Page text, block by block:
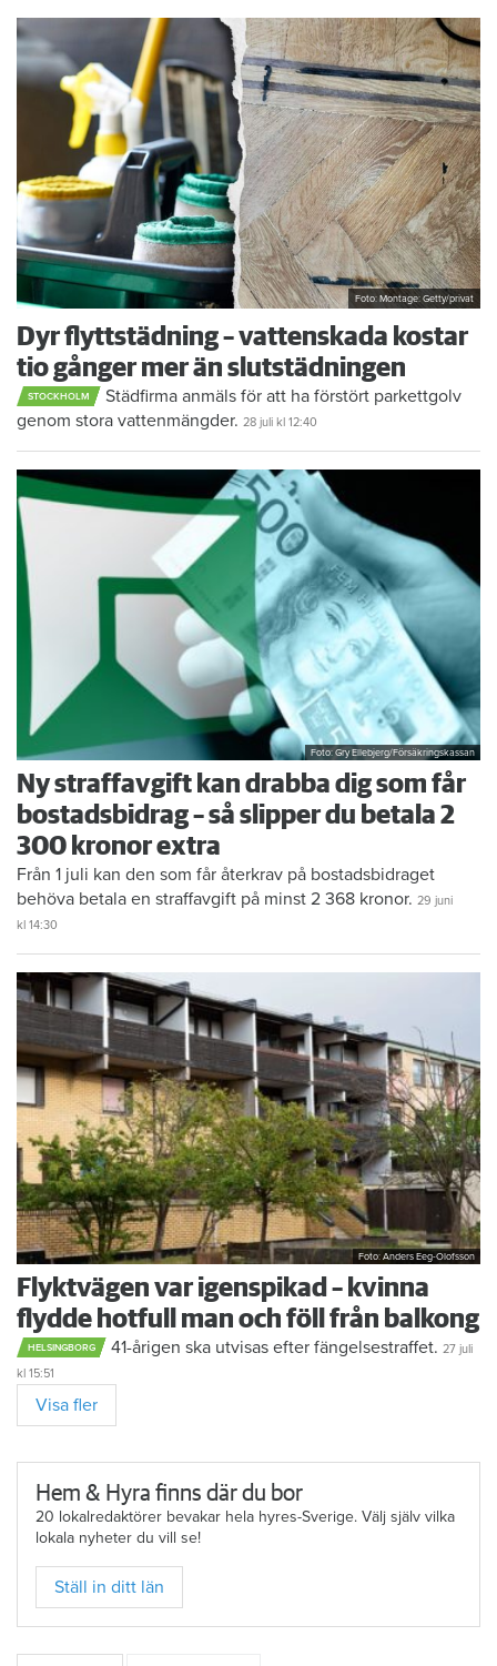
Foto: Montage: Getty/privat
Dyr flyttstädning – vattenskada kostar
tio gånger mer än slutstädningen
STOCKHOLM
Städfirma anmäls för att ha förstört parkettgolv
genom stora vattenmängder. 28 juli kl 12:40
Foto: Gry Ellebjerg/Försäkringskassan
Ny straffavgift kan drabba dig som får
bostadsbidrag – så slipper du betala 2
300 kronor extra
Från 1 juli kan den som får återkrav på bostadsbidraget
behöva betala en straffavgift på minst 2 368 kronor. 29 juni
kl 14:30
Foto: Anders Eeg-Olofsson
Flyktvägen var igenspikad – kvinna
flydde hotfull man och föll från balkong
HELSINGBORG 41-årigen ska utvisas efter fängelsestraffet. 27 juli
kl 15:51
Visa fler
Hem & Hyra finns där du bor
20 lokalredaktörer bevakar hela hyres-Sverige. Välj själv vilka
lokala nyheter du vill se!
Ställ in ditt län